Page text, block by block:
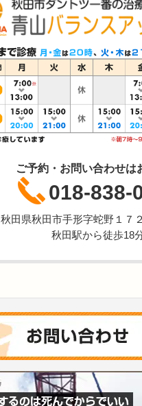
ご予約・お問い合わせは
018-838-
秋田県秋田市手形字蛇野１７
秋田駅から徒歩18